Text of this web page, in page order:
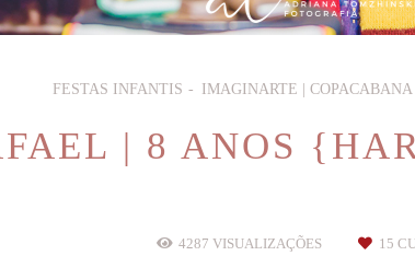
FESTAS INFANTIS IMAGINARTE | COPACABANA
| 8 ANOS
4287 VISUALIZAÇÕES 15